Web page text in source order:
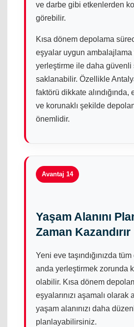
ve darbe gibi etkenlerden
görebilir.
Kısa dönem depolama
eşyalar uygun ambalajlama
yerleştirme ile daha güvenli
saklanabilir. Özellikle
faktörü dikkate alındığında,
ve korunaklı şekilde
önemlidir.
Avantaj 14
Yaşam Alanını
Zaman Kazandırır
Yeni eve taşındığınızda tüm
anda yerleştirmek zorunda
olabilir. Kısa dönem
eşyalarınızı aşamalı olarak
yaşam alanınızı daha
planlayabilirsiniz.